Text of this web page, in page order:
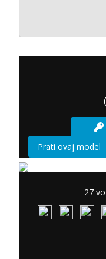
Imam
Prati ovaj model
27